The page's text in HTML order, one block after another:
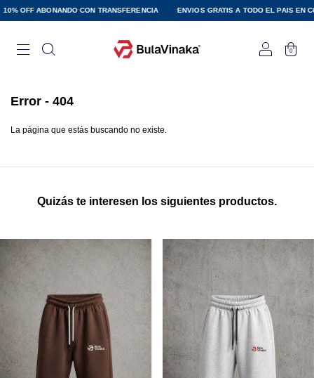
CON TRANSFERENCIA ENVIOS GRATIS A TODO EL PAIS EN COMPRA
0
Error - 404
La página que estás buscando no existe.
Quizás te interesen los siguientes productos.